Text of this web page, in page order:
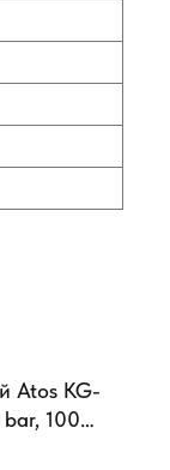
Atos KG-
100